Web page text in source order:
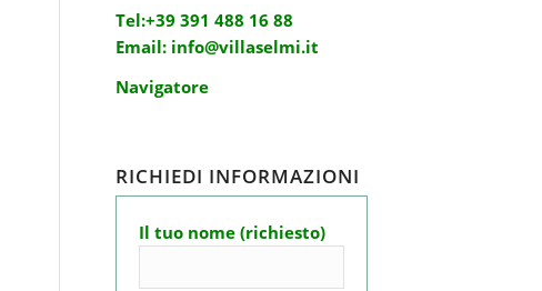
Tel:+39 391 488 16 88
Email: info@villaselmi.it
Navigatore
RICHIEDI INFORMAZIONI
Il tuo nome (richiesto)